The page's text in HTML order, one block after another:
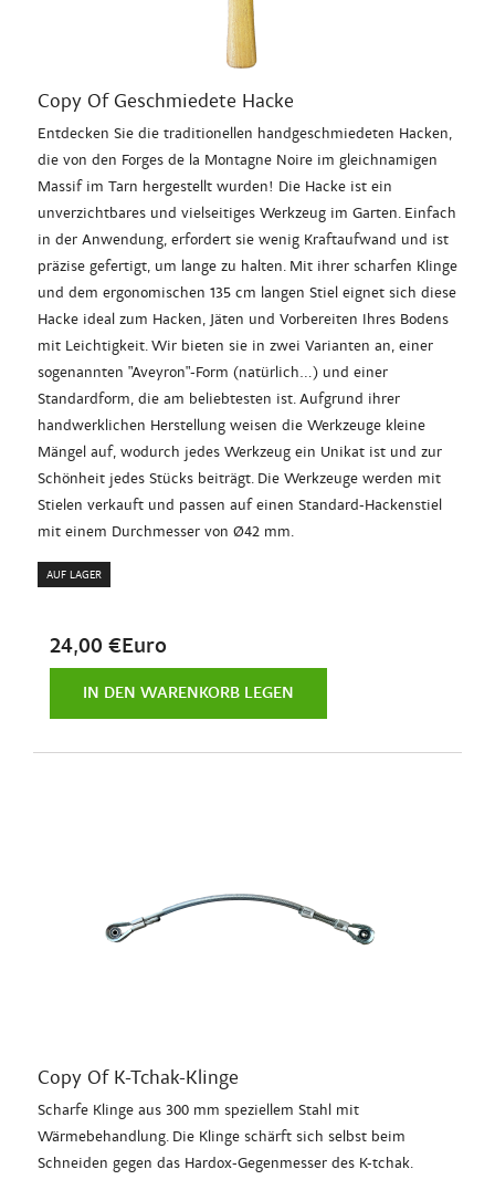
Copy Of Geschmiedete Hacke
Entdecken Sie die traditionellen handgeschmiedeten Hacken,
die von den Forges de la Montagne Noire im gleichnamigen
Massif im Tarn hergestellt wurden! Die Hacke ist ein
unverzichtbares und vielseitiges Werkzeug im Garten. Einfach
in der Anwendung, erfordert sie wenig Kraftaufwand und ist
präzise gefertigt, um lange zu halten. Mit ihrer scharfen Klinge
und dem ergonomischen 135 cm langen Stiel eignet sich diese
Hacke ideal zum Hacken, Jäten und Vorbereiten Ihres Bodens
mit Leichtigkeit. Wir bieten sie in zwei Varianten an, einer
sogenannten "Aveyron"-Form (natürlich...) und einer
Standardform, die am beliebtesten ist. Aufgrund ihrer
handwerklichen Herstellung weisen die Werkzeuge kleine
Mängel auf, wodurch jedes Werkzeug ein Unikat ist und zur
Schönheit jedes Stücks beiträgt. Die Werkzeuge werden mit
Stielen verkauft und passen auf einen Standard-Hackenstiel
mit einem Durchmesser von Ø42 mm.
AUF LAGER
24,00 €Euro
IN DEN WARENKORB LEGEN
Copy Of K-Tchak-Klinge
Scharfe Klinge aus 300 mm speziellem Stahl mit
Wärmebehandlung. Die Klinge schärft sich selbst beim
Schneiden gegen das Hardox-Gegenmesser des K-tchak.